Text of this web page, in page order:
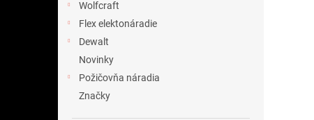
Wolfcraft
Flex elektonáradie
Dewalt
Novinky
Požičovňa náradia
Značky